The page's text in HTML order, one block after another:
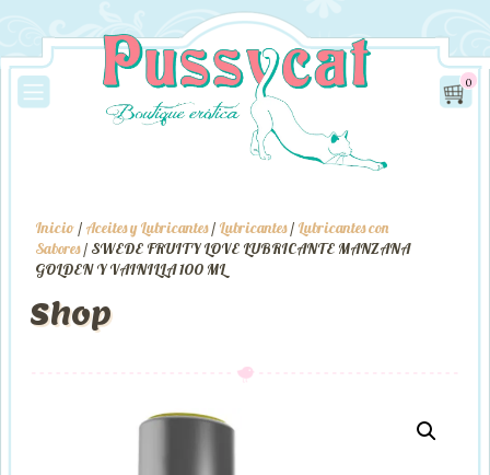
0
Inicio / Aceites y Lubricantes/ Lubricantes/ Lubricantes con
Sabores/ SWEDE FRUITY LOVE LUBRICANTE MANZANA
GOLDEN Y VAINILLA 100 ML
Shop